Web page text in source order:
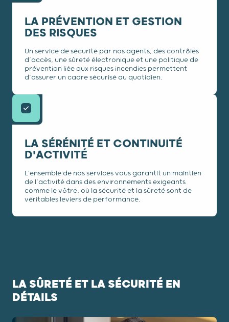
LA PRÉVENTION ET GESTION
DES RISQUES
Un service de sécurité par nos agents, des contrôles
d’accès, une sûreté électronique et une politique de
prévention liée aux risques incendies permettent
d’assurer un cadre sécurisé au quotidien.
LA SÉRÉNITÉ ET CONTINUITÉ
D'ACTIVITÉ
L'ensemble de nos services vous garantit un maintien
de l’activité dans des environnements exigeants
comme le vôtre, où la sécurité et la sûreté sont de
véritables leviers de performance.
LA SÛRETÉ ET LA SÉCURITÉ EN
DÉTAILS